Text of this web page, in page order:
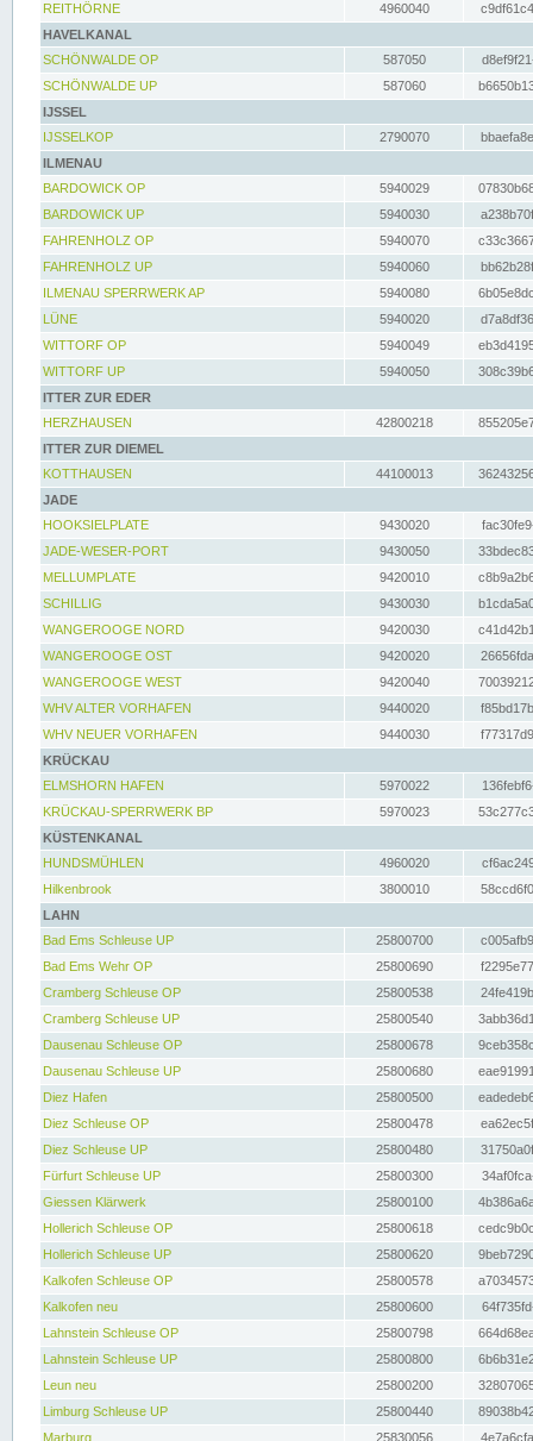
REITHÖRNE
4960040
HAVELKANAL
SCHÖNWALDE OP
587050
SCHÖNWALDE UP
587060
IJSSEL
IJSSELKOP
2790070
ILMENAU
BARDOWICK OP
5940029
BARDOWICK UP
5940030
FAHRENHOLZ OP
5940070
FAHRENHOLZ UP
5940060
ILMENAU SPERRWERK AP
5940080
LÜNE
5940020
WITTORF OP
5940049
WITTORF UP
5940050
ITTER ZUR EDER
HERZHAUSEN
42800218
ITTER ZUR DIEMEL
KOTTHAUSEN
44100013
JADE
HOOKSIELPLATE
9430020
JADE-WESER-PORT
9430050
MELLUMPLATE
9420010
SCHILLIG
9430030
WANGEROOGE NORD
9420030
WANGEROOGE OST
9420020
WANGEROOGE WEST
9420040
WHV ALTER VORHAFEN
9440020
WHV NEUER VORHAFEN
9440030
KRÜCKAU
ELMSHORN HAFEN
5970022
KRÜCKAU-SPERRWERK BP
5970023
KÜSTENKANAL
HUNDSMÜHLEN
4960020
Hilkenbrook
3800010
LAHN
Bad Ems Schleuse UP
25800700
Bad Ems Wehr OP
25800690
Cramberg Schleuse OP
25800538
Cramberg Schleuse UP
25800540
Dausenau Schleuse OP
25800678
Dausenau Schleuse UP
25800680
Diez Hafen
25800500
Diez Schleuse OP
25800478
Diez Schleuse UP
25800480
Fürfurt Schleuse UP
25800300
Giessen Klärwerk
25800100
Hollerich Schleuse OP
25800618
Hollerich Schleuse UP
25800620
Kalkofen Schleuse OP
25800578
Kalkofen neu
25800600
Lahnstein Schleuse OP
25800798
Lahnstein Schleuse UP
25800800
Leun neu
25800200
Limburg Schleuse UP
25800440
Marburg
25830056